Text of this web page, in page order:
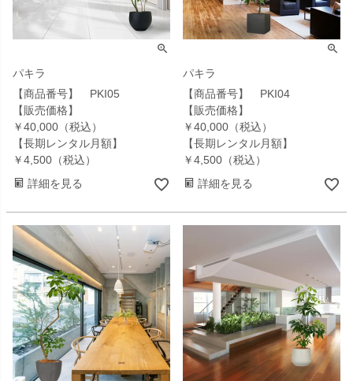
パキラ
【商品番号】 PKI05
【販売価格】
￥40,000（税込）
【長期レンタル月額】
￥4,500（税込）
詳細を見る
パキラ
【商品番号】 PKI04
【販売価格】
￥40,000（税込）
【長期レンタル月額】
￥4,500（税込）
詳細を見る